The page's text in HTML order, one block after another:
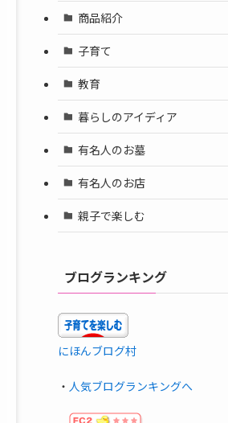
商品紹介
子育て
教育
暮らしのアイディア
有名人のお墓
有名人のお店
親子で楽しむ
ブログランキング
にほんブログ村
・ 人気ブログランキングへ